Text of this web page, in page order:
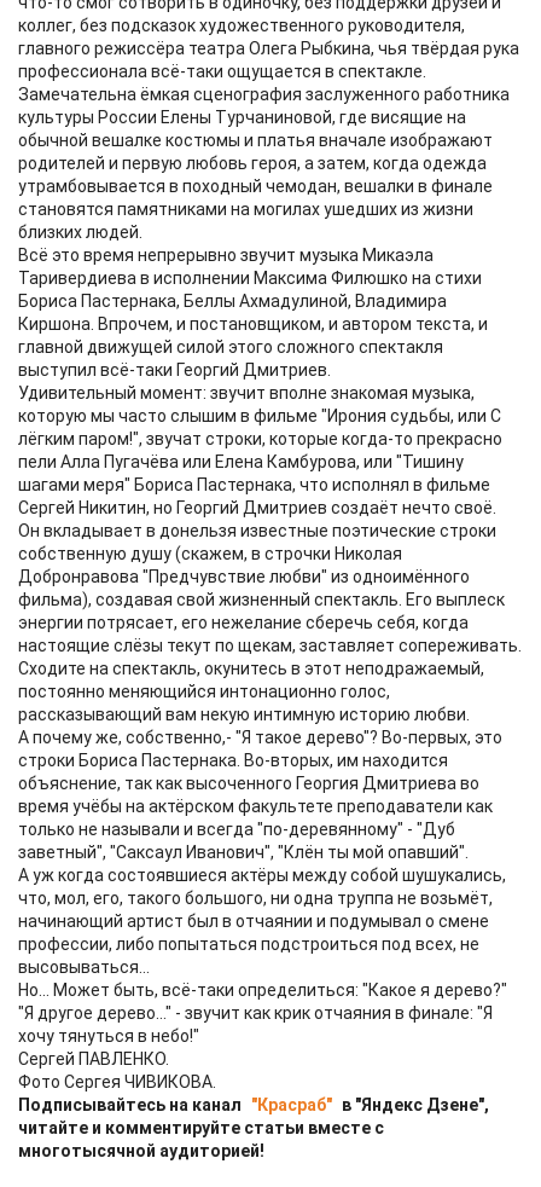
коллег, без подсказок художественного руководителя,
главного режиссёра театра Олега Рыбкина, чья твёрдая рука
профессионала всё-таки ощущается в спектакле.
Замечательна ёмкая сценография заслуженного работника
культуры России Елены Турчаниновой, где висящие на
обычной вешалке костюмы и платья вначале изображают
родителей и первую любовь героя, а затем, когда одежда
утрамбовывается в походный чемодан, вешалки в финале
становятся памятниками на могилах ушедших из жизни
близких людей.
Всё это время непрерывно звучит музыка Микаэла
Таривердиева в исполнении Максима Филюшко на стихи
Бориса Пастернака, Беллы Ахмадулиной, Владимира
Киршона. Впрочем, и постановщиком, и автором текста, и
главной движущей силой этого сложного спектакля
выступил всё-таки Георгий Дмитриев.
Удивительный момент: звучит вполне знакомая музыка,
которую мы часто слышим в фильме "Ирония судьбы, или С
лёгким паром!", звучат строки, которые когда-то прекрасно
пели Алла Пугачёва или Елена Камбурова, или "Тишину
шагами меря" Бориса Пастернака, что исполнял в фильме
Сергей Никитин, но Георгий Дмитриев создаёт нечто своё.
Он вкладывает в донельзя известные поэтические строки
собственную душу (скажем, в строчки Николая
Добронравова "Предчувствие любви" из одноимённого
фильма), создавая свой жизненный спектакль. Его выплеск
энергии потрясает, его нежелание сберечь себя, когда
настоящие слёзы текут по щекам, заставляет сопереживать.
Сходите на спектакль, окунитесь в этот неподражаемый,
постоянно меняющийся интонационно голос,
рассказывающий вам некую интимную историю любви.
А почему же, собственно,- "Я такое дерево"? Во-первых, это
строки Бориса Пастернака. Во-вторых, им находится
объяснение, так как высоченного Георгия Дмитриева во
время учёбы на актёрском факультете преподаватели как
только не называли и всегда "по-деревянному" - "Дуб
заветный", "Саксаул Иванович", "Клён ты мой опавший".
А уж когда состоявшиеся актёры между собой шушукались,
что, мол, его, такого большого, ни одна труппа не возьмёт,
начинающий артист был в отчаянии и подумывал о смене
профессии, либо попытаться подстроиться под всех, не
высовываться...
Но... Может быть, всё-таки определиться: "Какое я дерево?"
"Я другое дерево..." - звучит как крик отчаяния в финале: "Я
хочу тянуться в небо!"
Сергей ПАВЛЕНКО.
Фото Сергея ЧИВИКОВА.
Подписывайтесь на канал
"Красраб" в "Яндекс Дзене",
читайте и комментируйте статьи вместе с
многотысячной аудиторией!